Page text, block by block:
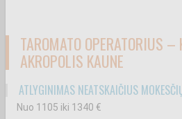
TAROMATO OPERATORIUS
AKROPOLIS KAUNE
ATLYGINIMAS NEATSKAIČIUS
Nuo 1105 iki 1340 €